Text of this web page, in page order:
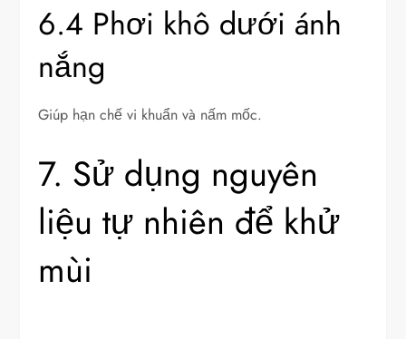
6.4 Phơi khô dưới ánh
nắng
Giúp hạn chế vi khuẩn và nấm mốc.
7. Sử dụng nguyên
liệu tự nhiên để khử
mùi